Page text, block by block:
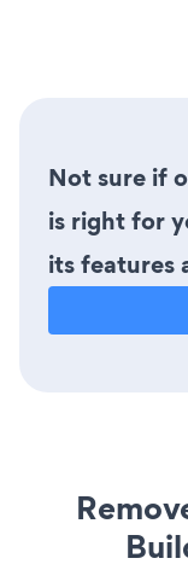
Not sure if
is right for
its features